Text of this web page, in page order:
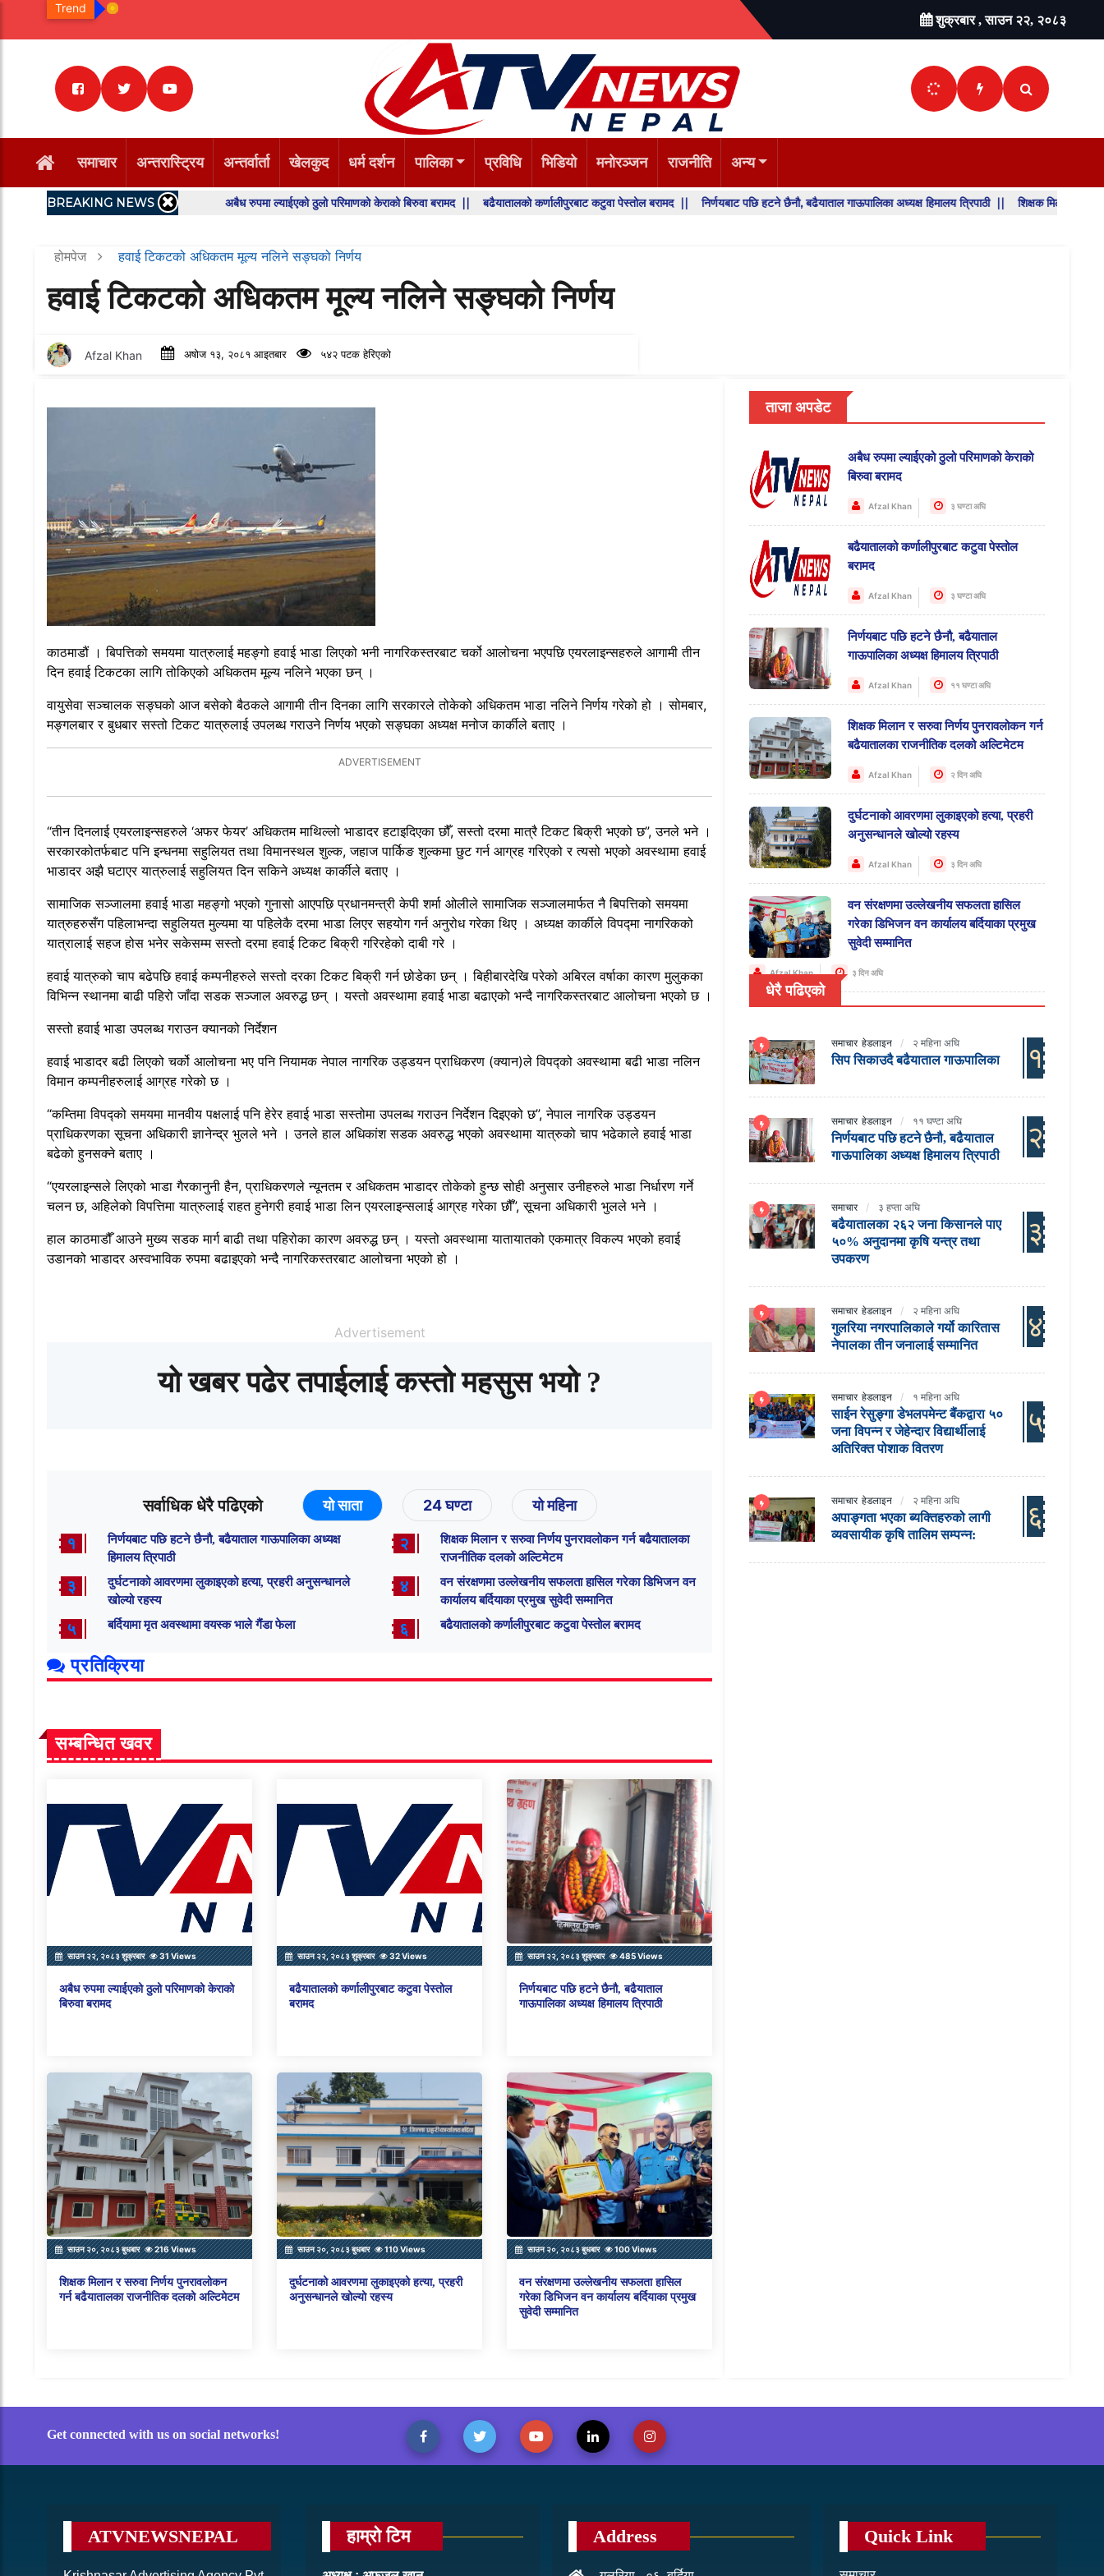
Trend
शुक्रबार , साउन २२, २०८३
समाचार अन्तरास्ट्रिय अन्तर्वार्ता खेलकुद धर्म दर्शन पालिका प्रविधि भिडियो मनोरञ्जन राजनीति अन्य
अबैध रुपमा ल्याईएको ठुलो परिमाणको केराको बिरुवा बरामद ||बढैयातालको कर्णालीपुरबाट कटुवा पेस्तोल बरामद ||निर्णयबाट पछि हटने छैनौ, बढैयाताल गाऊपालिका अध्यक्ष हिमालय त्रिपाठी ||शिक्षक मिलान र सरुवा निर्णय
BREAKING NEWS
होमपेज हवाई टिकटको अधिकतम मूल्य नलिने सङ्घको निर्णय
हवाई टिकटको अधिकतम मूल्य नलिने सङ्घको निर्णय
Afzal Khan अषोज १३, २०८१ आइतबार ५४२ पटक हेरिएको
काठमाडौं । बिपत्तिको समयमा यात्रुलाई महङ्गो हवाई भाडा लिएको भनी नागरिकस्तरबाट चर्को आलोचना भएपछि एयरलाइन्सहरुले आगामी तीन
दिन हवाई टिकटका लागि तोकिएको अधिकतम मूल्य नलिने भएका छन् ।
वायुसेवा सञ्चालक सङ्घको आज बसेको बैठकले आगामी तीन दिनका लागि सरकारले तोकेको अधिकतम भाडा नलिने निर्णय गरेको हो । सोमबार,
मङ्गलबार र बुधबार सस्तो टिकट यात्रुलाई उपलब्ध गराउने निर्णय भएको सङ्घका अध्यक्ष मनोज कार्कीले बताए ।
“तीन दिनलाई एयरलाइन्सहरुले ‘अफर फेयर’ अधिकतम माथिल्लो भाडादर हटाइदिएका छौँ, सस्तो दरमा मात्रै टिकट बिक्री भएको छ”, उनले भने ।
सरकारकोतर्फबाट पनि इन्धनमा सहुलियत तथा विमानस्थल शुल्क, जहाज पार्किङ शुल्कमा छुट गर्न आग्रह गरिएको र त्यसो भएको अवस्थामा हवाई
भाडादर अझै घटाएर यात्रुलाई सहुलियत दिन सकिने अध्यक्ष कार्कीले बताए ।
सामाजिक सञ्जालमा हवाई भाडा महङ्गो भएको गुनासो आएपछि प्रधानमन्त्री केपी शर्मा ओलीले सामाजिक सञ्जालमार्फत नै बिपत्तिको समयमा
यात्रुहरुसँग पहिलाभन्दा सहुलियत मुल्यमा या पहिलेकै दरमा भाडा लिएर सहयोग गर्न अनुरोध गरेका थिए । अध्यक्ष कार्कीले विपद्मा नागरिकको
यात्रालाई सहज होस भनेर सकेसम्म सस्तो दरमा हवाई टिकट बिक्री गरिरहेको दाबी गरे ।
हवाई यात्रुको चाप बढेपछि हवाई कम्पनीहरुले सस्तो दरका टिकट बिक्री गर्न छोडेका छन् । बिहीबारदेखि परेको अबिरल वर्षाका कारण मुलुकका
विभिन्न स्थानमा बाढी पहिरो जाँदा सडक सञ्जाल अवरुद्ध छन् । यस्तो अवस्थामा हवाई भाडा बढाएको भन्दै नागरिकस्तरबाट आलोचना भएको छ ।
सस्तो हवाई भाडा उपलब्ध गराउन क्यानको निर्देशन
हवाई भाडादर बढी लिएको चर्को आलोचना भए पनि नियामक नेपाल नागरिक उड्डयन प्राधिकरण (क्यान)ले विपद्को अवस्थामा बढी भाडा नलिन
विमान कम्पनीहरुलाई आग्रह गरेको छ ।
“कम्तिमा विपद्को समयमा मानवीय पक्षलाई पनि हेरेर हवाई भाडा सस्तोमा उपलब्ध गराउन निर्देशन दिइएको छ”, नेपाल नागरिक उड्डयन
प्राधिकरणका सूचना अधिकारी ज्ञानेन्द्र भुलले भने । उनले हाल अधिकांश सडक अवरुद्ध भएको अवस्थामा यात्रुको चाप भढेकाले हवाई भाडा
बढेको हुनसक्ने बताए ।
“एयरलाइन्सले लिएको भाडा गैरकानुनी हैन, प्राधिकरणले न्यूनतम र अधिकतम भाडादर तोकेको हुन्छ सोही अनुसार उनीहरुले भाडा निर्धारण गर्ने
चलन छ, अहिलेको विपत्तिमा यात्रुलाई राहत हुनेगरी हवाई भाडा लिन एयरलाइन्सलाई आग्रह गरेका छौँ”, सूचना अधिकारी भुलले भने ।
हाल काठमाडौँ आउने मुख्य सडक मार्ग बाढी तथा पहिरोका कारण अवरुद्ध छन् । यस्तो अवस्थामा यातायातको एकमात्र विकल्प भएको हवाई
उडानको भाडादर अस्वभाविक रुपमा बढाइएको भन्दै नागरिकस्तरबाट आलोचना भएको हो ।
Advertisement
यो खबर पढेर तपाईलाई कस्तो महसुस भयो ?
सर्वाधिक धेरै पढिएको यो साता 24 घण्टा यो महिना
१
निर्णयबाट पछि हटने छैनौ, बढैयाताल गाऊपालिका अध्यक्ष
हिमालय त्रिपाठी
२
शिक्षक मिलान र सरुवा निर्णय पुनरावलोकन गर्न बढैयातालका
राजनीतिक दलको अल्टिमेटम
३
दुर्घटनाको आवरणमा लुकाइएको हत्या, प्रहरी अनुसन्धानले
खोल्यो रहस्य
४
वन संरक्षणमा उल्लेखनीय सफलता हासिल गरेका डिभिजन वन
कार्यालय बर्दियाका प्रमुख सुवेदी सम्मानित
५ बर्दियामा मृत अवस्थामा वयस्क भाले गैंडा फेला ६ बढैयातालको कर्णालीपुरबाट कटुवा पेस्तोल बरामद
प्रतिक्रिया
सम्बन्धित खवर
साउन २२, २०८३ शुक्रबार 31 Views
अबैध रुपमा ल्याईएको ठुलो परिमाणको केराको
बिरुवा बरामद
साउन २२, २०८३ शुक्रबार 32 Views
बढैयातालको कर्णालीपुरबाट कटुवा पेस्तोल
बरामद
साउन २२, २०८३ शुक्रबार 485 Views
निर्णयबाट पछि हटने छैनौ, बढैयाताल
गाऊपालिका अध्यक्ष हिमालय त्रिपाठी
साउन २०, २०८३ बुधबार 216 Views
शिक्षक मिलान र सरुवा निर्णय पुनरावलोकन
गर्न बढैयातालका राजनीतिक दलको अल्टिमेटम
साउन २०, २०८३ बुधबार 110 Views
दुर्घटनाको आवरणमा लुकाइएको हत्या, प्रहरी
अनुसन्धानले खोल्यो रहस्य
साउन २०, २०८३ बुधबार 100 Views
वन संरक्षणमा उल्लेखनीय सफलता हासिल
गरेका डिभिजन वन कार्यालय बर्दियाका प्रमुख
सुवेदी सम्मानित
ताजा अपडेट
अबैध रुपमा ल्याईएको ठुलो परिमाणको केराको
बिरुवा बरामद
Afzal Khan ३ घण्टा अघि
बढैयातालको कर्णालीपुरबाट कटुवा पेस्तोल
बरामद
Afzal Khan ३ घण्टा अघि
निर्णयबाट पछि हटने छैनौ, बढैयाताल
गाऊपालिका अध्यक्ष हिमालय त्रिपाठी
Afzal Khan ११ घण्टा अघि
शिक्षक मिलान र सरुवा निर्णय पुनरावलोकन गर्न
बढैयातालका राजनीतिक दलको अल्टिमेटम
Afzal Khan २ दिन अघि
दुर्घटनाको आवरणमा लुकाइएको हत्या, प्रहरी
अनुसन्धानले खोल्यो रहस्य
Afzal Khan ३ दिन अघि
वन संरक्षणमा उल्लेखनीय सफलता हासिल
गरेका डिभिजन वन कार्यालय बर्दियाका प्रमुख
सुवेदी सम्मानित
Afzal Khan ३ दिन अघि
धेरै पढिएको
समाचार हेडलाइन २ महिना अघि
सिप सिकाउदै बढैयाताल गाऊपालिका १
समाचार हेडलाइन ११ घण्टा अघि
निर्णयबाट पछि हटने छैनौ, बढैयाताल
गाऊपालिका अध्यक्ष हिमालय त्रिपाठी
२
समाचार ३ हप्ता अघि
बढैयातालका २६२ जना किसानले पाए
५०% अनुदानमा कृषि यन्त्र तथा
उपकरण
३
समाचार हेडलाइन २ महिना अघि
गुलरिया नगरपालिकाले गर्यो कारितास
नेपालका तीन जनालाई सम्मानित
४
समाचार हेडलाइन १ महिना अघि
साईन रेसुङ्गा डेभलपमेन्ट बैंकद्वारा ५०
जना विपन्न र जेहेन्दार विद्यार्थीलाई
अतिरिक्त पोशाक वितरण
५
समाचार हेडलाइन २ महिना अघि
अपाङ्गता भएका ब्यक्तिहरुको लागी
व्यवसायीक कृषि तालिम सम्पन्न:
६
Get connected with us on social networks!
ATVNEWSNEPAL हाम्रो टिम Address Quick Link